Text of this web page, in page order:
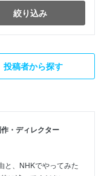
絞り込み
投稿者から探す
・ディレクター
と、NHKでやってみた